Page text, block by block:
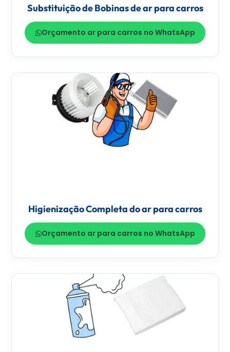
Substituição de Bobinas de ar para carros
Orçamento ar para carros no WhatsApp
Higienização Completa do ar para carros
Orçamento ar para carros no WhatsApp